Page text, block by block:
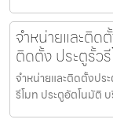
จำหน่ายและติด
ติดตั้ง ประตูรั้ว
จำหน่ายและติดตั้งปร
รีโมท ประตูอัตโนมัติ